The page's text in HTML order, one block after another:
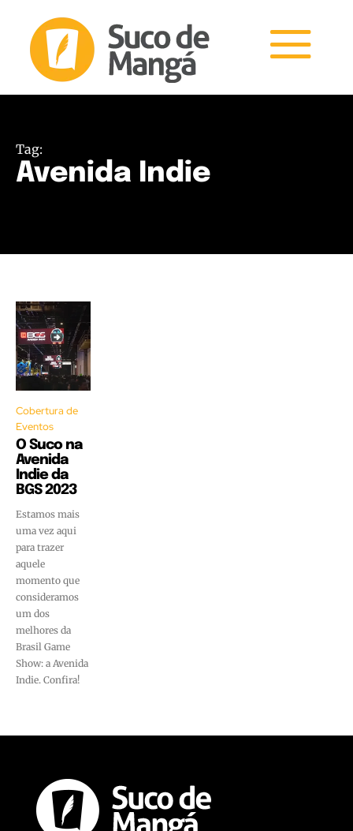
Tag:
Avenida Indie
Cobertura de
Eventos
O Suco na
Avenida
Indie da
BGS 2023
Estamos mais
uma vez aqui
para trazer
aquele
momento que
consideramos
um dos
melhores da
Brasil Game
Show: a Avenida
Indie. Confira!